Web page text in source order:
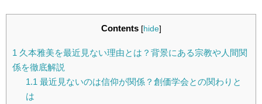
Contents [hide]
1 久本雅美を最近見ない理由とは？背景にある宗教や人間関
係を徹底解説
1.1 最近見ないのは信仰が関係？創価学会との関わりと
は